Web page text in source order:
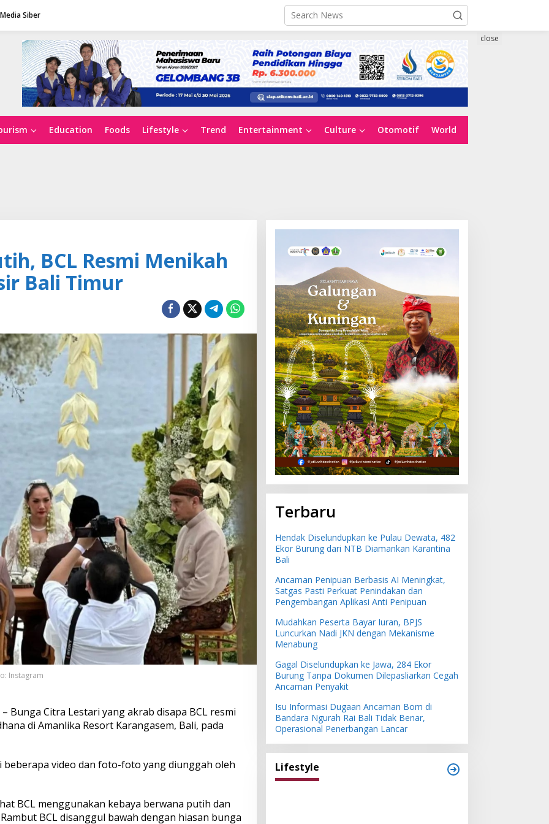
Siber
Education Foods Lifestyle Trend Entertainment Culture Otomotif World
close
BCL Resmi Menikah
Bali Timur
Instagram
– Bunga Citra Lestari yang akrab disapa BCL resmi
di Amanlika Resort Karangasem, Bali, pada
video dan foto-foto yang diunggah oleh
BCL menggunakan kebaya berwana putih dan
BCL disanggul bawah dengan hiasan bunga
Terbaru
Hendak Diselundupkan ke Pulau Dewata, 482
Ekor Burung dari NTB Diamankan Karantina
Bali
Ancaman Penipuan Berbasis AI Meningkat,
Satgas Pasti Perkuat Penindakan dan
Pengembangan Aplikasi Anti Penipuan
Mudahkan Peserta Bayar Iuran, BPJS
Luncurkan Nadi JKN dengan Mekanisme
Menabung
Gagal Diselundupkan ke Jawa, 284 Ekor
Burung Tanpa Dokumen Dilepasliarkan Cegah
Ancaman Penyakit
Isu Informasi Dugaan Ancaman Bom di
Bandara Ngurah Rai Bali Tidak Benar,
Operasional Penerbangan Lancar
Lifestyle